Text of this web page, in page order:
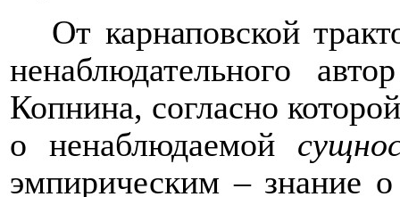
От карнаповской
ненаблюдательного
Копнина, согласно
о ненаблюдаемой
эмпирическим – знание